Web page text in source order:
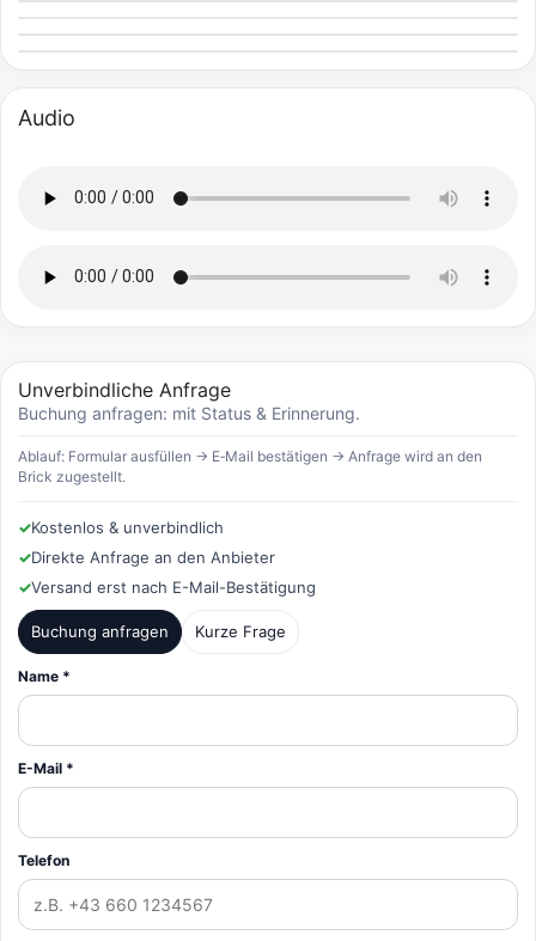
Audio
Unverbindliche Anfrage
Buchung anfragen: mit Status & Erinnerung.
Ablauf: Formular ausfüllen → E‑Mail bestätigen → Anfrage wird an den
Brick zugestellt.
✓Kostenlos & unverbindlich
✓Direkte Anfrage an den Anbieter
✓Versand erst nach E-Mail-Bestätigung
Buchung anfragen Kurze Frage
Name *
E-Mail *
Telefon